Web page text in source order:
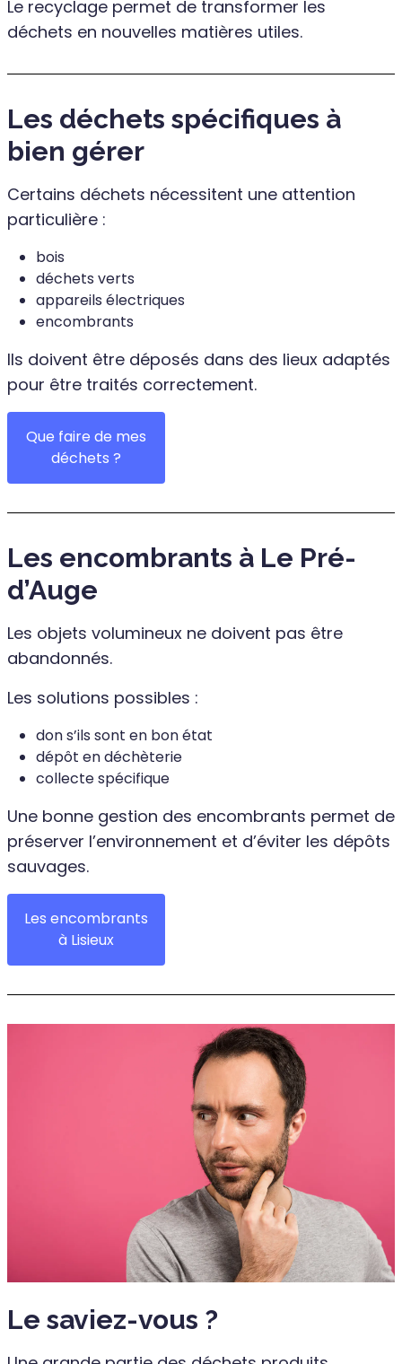
Le recyclage permet de transformer les
déchets en nouvelles matières utiles.
Les déchets spécifiques à
bien gérer
Certains déchets nécessitent une attention
particulière :
bois
déchets verts
appareils électriques
encombrants
Ils doivent être déposés dans des lieux adaptés
pour être traités correctement.
Que faire de mes
déchets ?
Les encombrants à Le Pré-
d’Auge
Les objets volumineux ne doivent pas être
abandonnés.
Les solutions possibles :
don s’ils sont en bon état
dépôt en déchèterie
collecte spécifique
Une bonne gestion des encombrants permet de
préserver l’environnement et d’éviter les dépôts
sauvages.
Les encombrants
à Lisieux
Le saviez-vous ?